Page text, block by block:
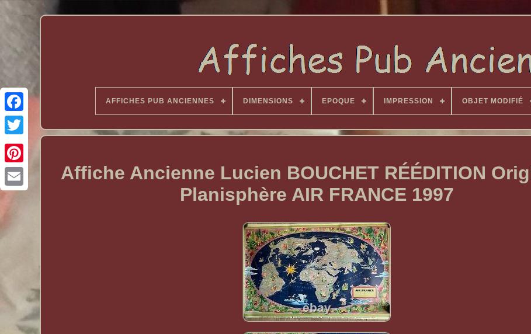
AFFICHES PUB ANCIENNES DIMENSIONS EPOQUE IMPRESSION OBJET MODIFIÉ
Affiche Ancienne Lucien BOUCHET RÉÉDITION
Planisphère AIR FRANCE 1997